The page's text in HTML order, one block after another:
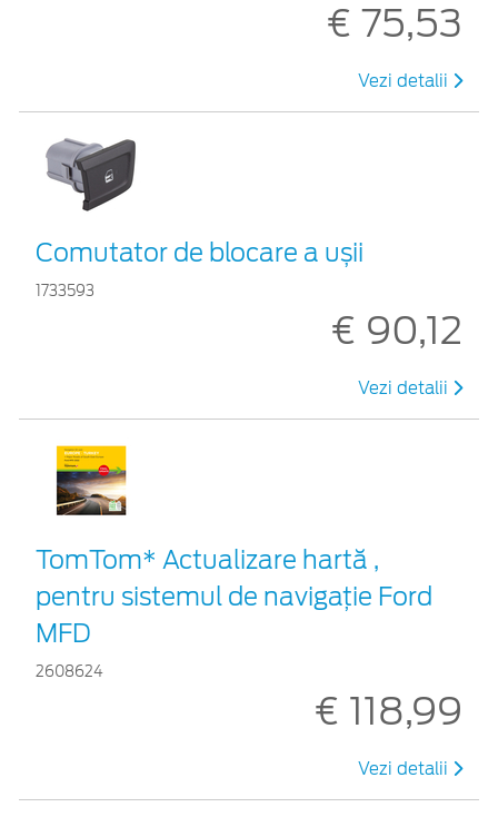
€ 75,53
Vezi detalii
Comutator de blocare a ușii
1733593
€ 90,12
Vezi detalii
TomTom* Actualizare hartă ,
pentru sistemul de navigaţie Ford
MFD
2608624
€ 118,99
Vezi detalii